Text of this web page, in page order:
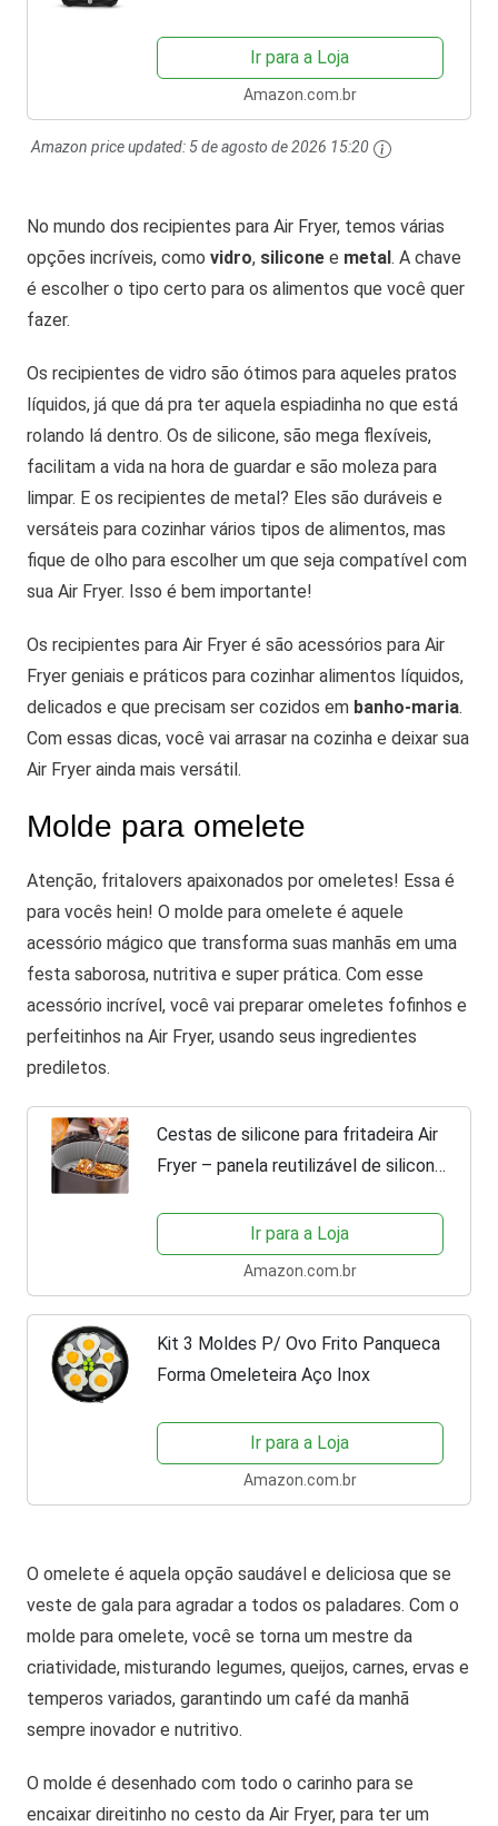
Ir para a Loja
Amazon.com.br
Amazon price updated: 5 de agosto de 2026 15:20
No mundo dos recipientes para Air Fryer, temos várias
opções incríveis, como vidro, silicone e metal. A chave
é escolher o tipo certo para os alimentos que você quer
fazer.
Os recipientes de vidro são ótimos para aqueles pratos
líquidos, já que dá pra ter aquela espiadinha no que está
rolando lá dentro. Os de silicone, são mega flexíveis,
facilitam a vida na hora de guardar e são moleza para
limpar. E os recipientes de metal? Eles são duráveis e
versáteis para cozinhar vários tipos de alimentos, mas
fique de olho para escolher um que seja compatível com
sua Air Fryer. Isso é bem importante!
Os recipientes para Air Fryer é são acessórios para Air
Fryer geniais e práticos para cozinhar alimentos líquidos,
delicados e que precisam ser cozidos em banho-maria.
Com essas dicas, você vai arrasar na cozinha e deixar sua
Air Fryer ainda mais versátil.
Molde para omelete
Atenção, fritalovers apaixonados por omeletes! Essa é
para vocês hein! O molde para omelete é aquele
acessório mágico que transforma suas manhãs em uma
festa saborosa, nutritiva e super prática. Com esse
acessório incrível, você vai preparar omeletes fofinhos e
perfeitinhos na Air Fryer, usando seus ingredientes
prediletos.
Cestas de silicone para fritadeira Air
Fryer – panela reutilizável de silicone
substituição universal de forros de
papel...
Ir para a Loja
Amazon.com.br
Kit 3 Moldes P/ Ovo Frito Panqueca
Forma Omeleteira Aço Inox
Ir para a Loja
Amazon.com.br
O omelete é aquela opção saudável e deliciosa que se
veste de gala para agradar a todos os paladares. Com o
molde para omelete, você se torna um mestre da
criatividade, misturando legumes, queijos, carnes, ervas e
temperos variados, garantindo um café da manhã
sempre inovador e nutritivo.
O molde é desenhado com todo o carinho para se
encaixar direitinho no cesto da Air Fryer, para ter um